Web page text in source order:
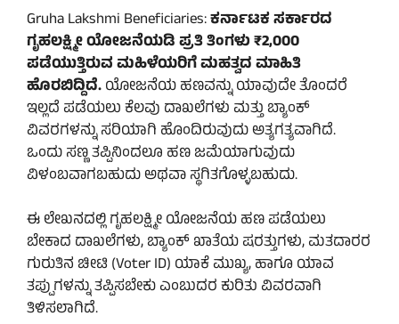
Gruha Lakshmi Beneficiaries:ಕರ್ನಾಟಕ ಸರ್ಕಾರದ
ಗೃಹಲಕ್ಷ್ಮೀ ಯೋಜನೆಯಡಿ ಪ್ರತಿ ತಿಂಗಳು ₹2,000
ಪಡೆಯುತ್ತಿರುವ ಮಹಿಳೆಯರಿಗೆ ಮಹತ್ವದ ಮಾಹಿತಿ
ಹೊರಬಿದ್ದಿದೆ.ಯೋಜನೆಯ ಹಣವನ್ನು ಯಾವುದೇ ತೊಂದರೆ
ಇಲ್ಲದೆ ಪಡೆಯಲು ಕೆಲವು ದಾಖಲೆಗಳು ಮತ್ತು ಬ್ಯಾಂಕ್
ವಿವರಗಳನ್ನು ಸರಿಯಾಗಿ ಹೊಂದಿರುವುದು ಅತ್ಯಗತ್ಯವಾಗಿದೆ.
ಒಂದು ಸಣ್ಣ ತಪ್ಪಿನಿಂದಲೂ ಹಣ ಜಮೆಯಾಗುವುದು
ವಿಳಂಬವಾಗಬಹುದು ಅಥವಾ ಸ್ಥಗಿತಗೊಳ್ಳಬಹುದು.
ಈ ಲೇಖನದಲ್ಲಿ ಗೃಹಲಕ್ಷ್ಮೀ ಯೋಜನೆಯ ಹಣ ಪಡೆಯಲು
ಬೇಕಾದ ದಾಖಲೆಗಳು, ಬ್ಯಾಂಕ್ ಖಾತೆಯ ಷರತ್ತುಗಳು, ಮತದಾರರ
ಗುರುತಿನ ಚೀಟಿ (Voter ID) ಯಾಕೆ ಮುಖ್ಯ, ಹಾಗೂ ಯಾವ
ತಪ್ಪುಗಳನ್ನು ತಪ್ಪಿಸಬೇಕು ಎಂಬುದರ ಕುರಿತು ವಿವರವಾಗಿ
ತಿಳಿಸಲಾಗಿದೆ.